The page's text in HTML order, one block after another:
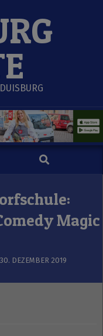
Search
Magic
30. DEZEMBER 2019